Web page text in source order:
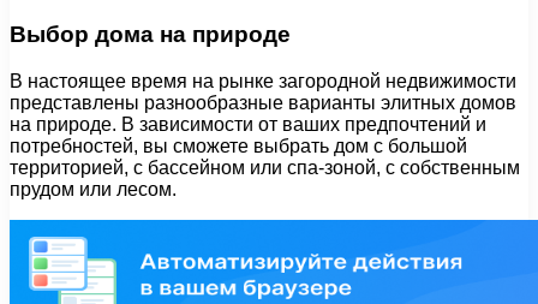
Выбор дома на природе
В настоящее время на рынке загородной недвижимости
представлены разнообразные варианты элитных домов
на природе. В зависимости от ваших предпочтений и
потребностей, вы сможете выбрать дом с большой
территорией, с бассейном или спа-зоной, с собственным
прудом или лесом.